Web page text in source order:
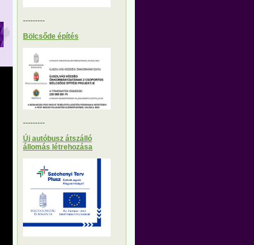
---------
Bölcsőde építés
---------
Új autóbusz átszálló
állomás létrehozása